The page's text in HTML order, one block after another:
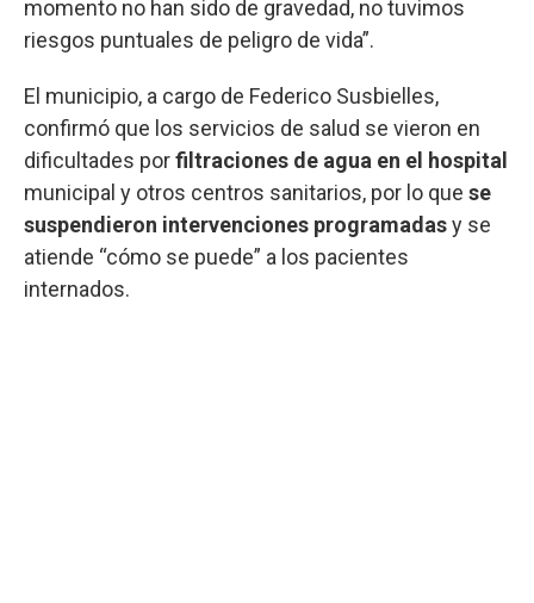
momento no han sido de gravedad, no tuvimos
riesgos puntuales de peligro de vida”.
El municipio, a cargo de Federico Susbielles,
confirmó que los servicios de salud se vieron en
dificultades porfiltraciones de agua en el hospital
municipal y otros centros sanitarios, por lo que se
suspendieron intervenciones programadasy se
atiende “cómo se puede” a los pacientes
internados.